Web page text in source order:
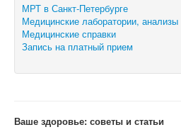
МРТ в Санкт-Петербурге
Медицинские лаборатории, анализы
Медицинские справки
Запись на платный прием
Ваше здоровье: советы и статьи